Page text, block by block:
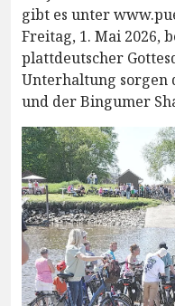
gibt es unter
Freitag, 1. Mai 2026,
plattdeutscher
Unterhaltung sorgen
und der Bingumer